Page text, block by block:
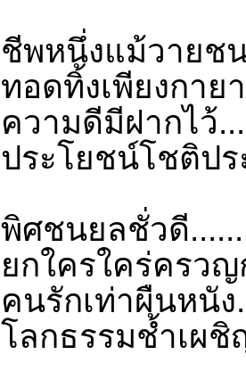
ชีพหนึ่งแม้วายช
ทอดทิ้งเพียงกา
ความดีมีฝากไว้
ประโยชน์โชติปร
พิศชนยลชั่วดี
ยกใครใคร่ครว
คนรักเท่าผืนหนั
โลกธรรมช้ำเผ